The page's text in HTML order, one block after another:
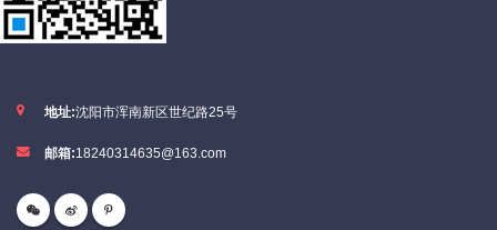
地址:沈阳市浑南新区世纪路25号
邮箱:18240314635@163.com